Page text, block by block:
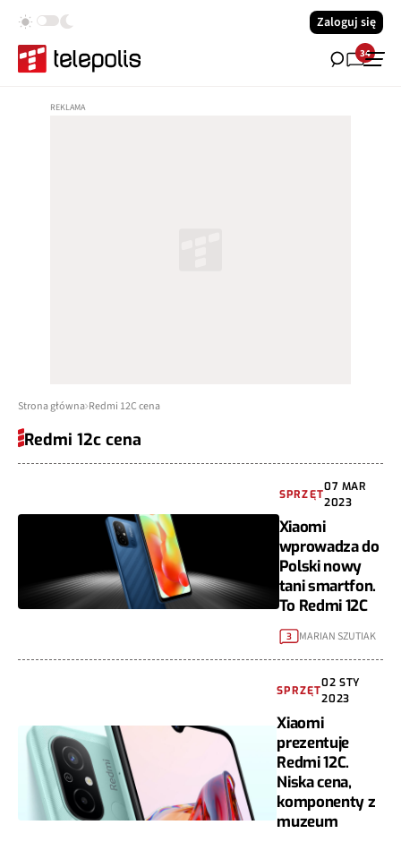
Zaloguj się
34
Strona główna Redmi 12C cena
Redmi 12c cena
SPRZĘT
07 MAR
2023
Xiaomi
wprowadza do
Polski nowy
tani smartfon.
To Redmi 12C
3 MARIAN SZUTIAK
SPRZĘT
02 STY
2023
Xiaomi
prezentuje
Redmi 12C.
Niska cena,
komponenty z
muzeum